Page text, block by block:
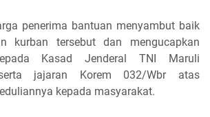
penerima bantuan menyambut baik
kurban tersebut dan mengucapkan
Kasad Jenderal TNI Maruli
jajaran Korem 032/Wbr atas
kepada masyarakat.